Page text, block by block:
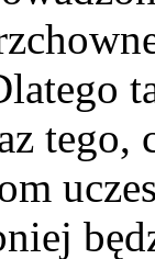
tego,